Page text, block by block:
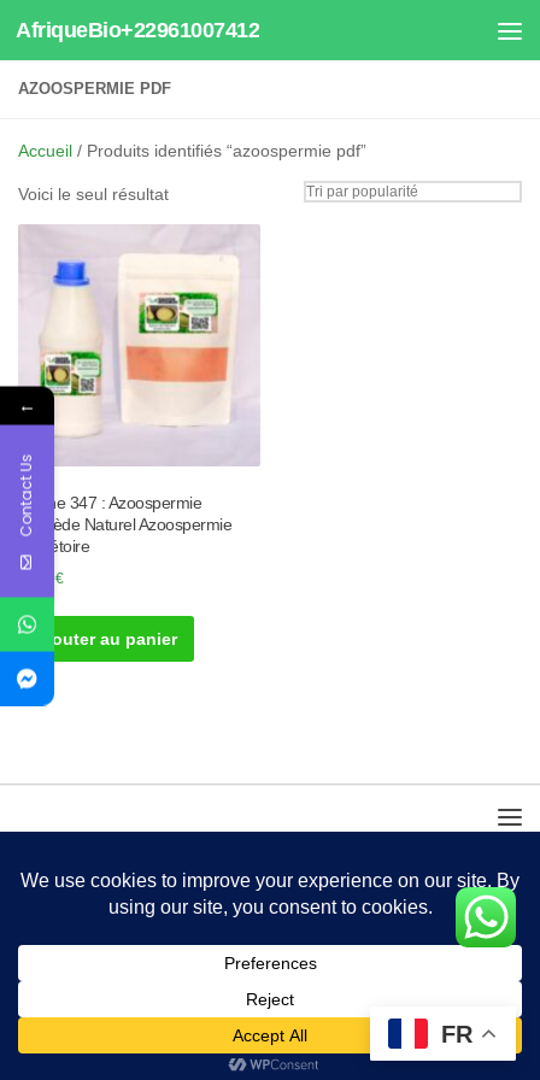
Au dessous du contenu
AfriqueBio+22961007412
AZOOSPERMIE PDF
Accueil / Produits identifiés “azoospermie pdf”
Voici le seul résultat
Tisane 347 : Azoospermie
Remède Naturel Azoospermie
Excrétoire
50.00€
Ajouter au panier
FR
←
Contact Us